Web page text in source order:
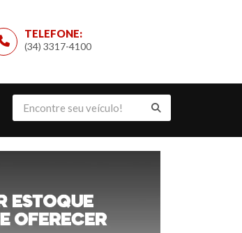
TELEFONE:
(34) 3317-4100